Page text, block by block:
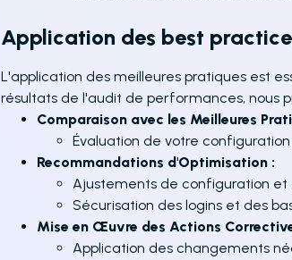
Application des best
L'application des meilleures pratiques est
résultats de l'audit de performances, nous
Comparaison avec les Meilleures
Évaluation de votre
Recommandations d'Optimisation :
Ajustements de configuration et
Sécurisation des logins et des
Mise en Œuvre des Actions
Application des changements